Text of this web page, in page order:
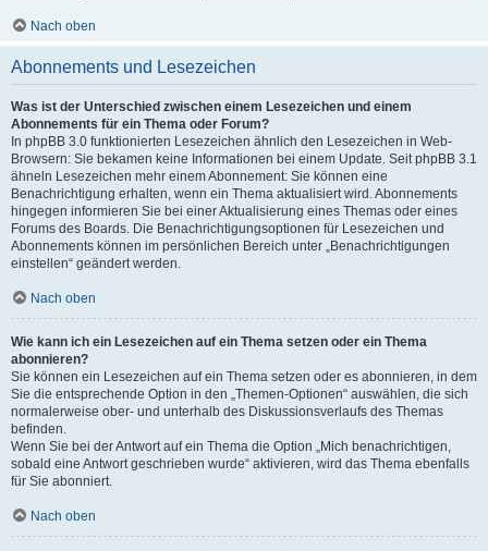
Nach oben
Abonnements und Lesezeichen
Was ist der Unterschied zwischen einem Lesezeichen und einem
Abonnements für ein Thema oder Forum?
In phpBB 3.0 funktionierten Lesezeichen ähnlich den Lesezeichen in Web-
Browsern: Sie bekamen keine Informationen bei einem Update. Seit phpBB 3.1
ähneln Lesezeichen mehr einem Abonnement: Sie können eine
Benachrichtigung erhalten, wenn ein Thema aktualisiert wird. Abonnements
hingegen informieren Sie bei einer Aktualisierung eines Themas oder eines
Forums des Boards. Die Benachrichtigungsoptionen für Lesezeichen und
Abonnements können im persönlichen Bereich unter „Benachrichtigungen
einstellen“ geändert werden.
Nach oben
Wie kann ich ein Lesezeichen auf ein Thema setzen oder ein Thema
abonnieren?
Sie können ein Lesezeichen auf ein Thema setzen oder es abonnieren, in dem
Sie die entsprechende Option in den „Themen-Optionen“ auswählen, die sich
normalerweise ober- und unterhalb des Diskussionsverlaufs des Themas
befinden.
Wenn Sie bei der Antwort auf ein Thema die Option „Mich benachrichtigen,
sobald eine Antwort geschrieben wurde“ aktivieren, wird das Thema ebenfalls
für Sie abonniert.
Nach oben